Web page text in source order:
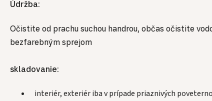
Údržba:
Očistite od prachu suchou handrou, občas očistite
bezfarebným sprejom
skladovanie:
interiér, exteriér iba v prípade priaznivých